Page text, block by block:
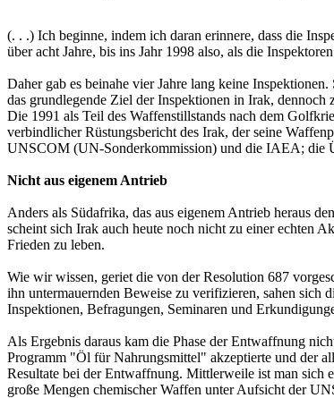
(. . .) Ich beginne, indem ich daran erinnere, dass die
über acht Jahre, bis ins Jahr 1998 also, als die
Daher gab es beinahe vier Jahre lang keine
das grundlegende Ziel der Inspektionen in Irak, dennoch
Die 1991 als Teil des Waffenstillstands nach dem
verbindlicher Rüstungsbericht des Irak, der seine
UNSCOM (UN-Sonderkommission) und die IAEA; die
Nicht aus eigenem Antrieb
Anders als Südafrika, das aus eigenem Antrieb heraus
scheint sich Irak auch heute noch nicht zu einer echten
Frieden zu leben.
Wie wir wissen, geriet die von der Resolution 687
ihn untermauernden Beweise zu verifizieren, sahen sich
Inspektionen, Befragungen, Seminaren und
Als Ergebnis daraus kam die Phase der Entwaffnung
Programm "Öl für Nahrungsmittel" akzeptierte und der
Resultate bei der Entwaffnung. Mittlerweile ist man sich
große Mengen chemischer Waffen unter Aufsicht der